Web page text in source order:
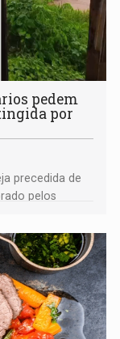
pedem
por
precedida de
pelos